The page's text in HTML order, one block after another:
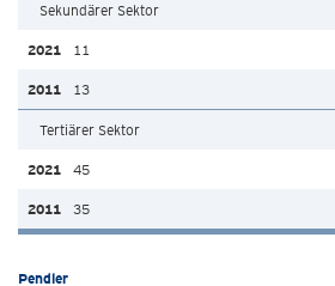
Sekundärer Sektor
11
13
Tertiärer Sektor
45
35
Pendler